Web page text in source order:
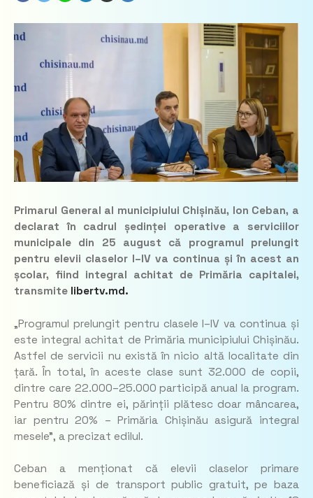
Primarul General al municipiului Chișinău, Ion Ceban, a
declarat în cadrul ședinței operative a serviciilor
municipale din 25 august că programul prelungit
pentru elevii claselor I–IV va continua și în acest an
școlar, fiind integral achitat de Primăria capitalei,
transmite libertv.md.
„Programul prelungit pentru clasele I–IV va continua și
este integral achitat de Primăria municipiului Chișinău.
Astfel de servicii nu există în nicio altă localitate din
țară. În total, în aceste clase sunt 32.000 de copii,
dintre care 22.000–25.000 participă anual la program.
Pentru 80% dintre ei, părinții plătesc doar mâncarea,
iar pentru 20% – Primăria Chișinău asigură integral
mesele”, a precizat edilul.
Ceban a menționat că elevii claselor primare
beneficiază și de transport public gratuit, pe baza